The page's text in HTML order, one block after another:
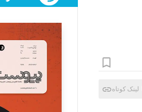
لینک کوتاه
فائزه
تحریریه
سروش
تحریریه
مینا پاکدل